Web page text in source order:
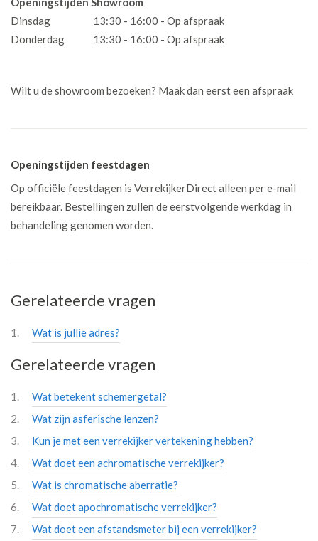
Dinsdag
13:30 - 16:00 - Op afspraak
Donderdag
13:30 - 16:00 - Op afspraak
Wilt u de showroom bezoeken? Maak dan eerst een afspraak
Openingstijden feestdagen
Op officiële feestdagen is VerrekijkerDirect alleen per e-mail
bereikbaar. Bestellingen zullen de eerstvolgende werkdag in
behandeling genomen worden.
Gerelateerde vragen
Wat is jullie adres?
Gerelateerde vragen
Wat betekent schemergetal?
Wat zijn asferische lenzen?
Kun je met een verrekijker vertekening hebben?
Wat doet een achromatische verrekijker?
Wat is chromatische aberratie?
Wat doet apochromatische verrekijker?
Wat doet een afstandsmeter bij een verrekijker?